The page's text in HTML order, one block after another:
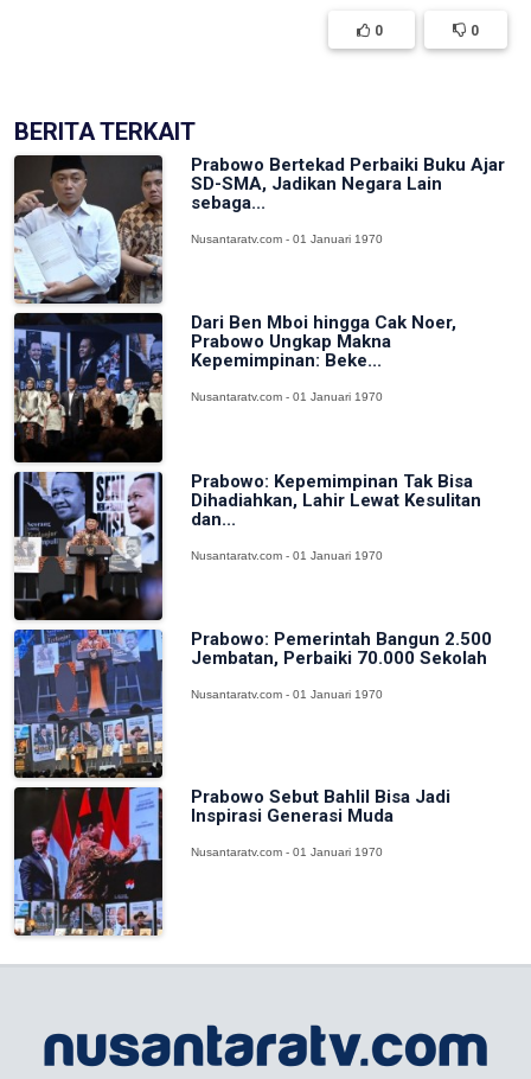
0 0
BERITA TERKAIT
Prabowo Bertekad Perbaiki Buku Ajar
SD-SMA, Jadikan Negara Lain
sebaga...
Nusantaratv.com - 01 Januari 1970
Dari Ben Mboi hingga Cak Noer,
Prabowo Ungkap Makna
Kepemimpinan: Beke...
Nusantaratv.com - 01 Januari 1970
Prabowo: Kepemimpinan Tak Bisa
Dihadiahkan, Lahir Lewat Kesulitan
dan...
Nusantaratv.com - 01 Januari 1970
Prabowo: Pemerintah Bangun 2.500
Jembatan, Perbaiki 70.000 Sekolah
Nusantaratv.com - 01 Januari 1970
Prabowo Sebut Bahlil Bisa Jadi
Inspirasi Generasi Muda
Nusantaratv.com - 01 Januari 1970